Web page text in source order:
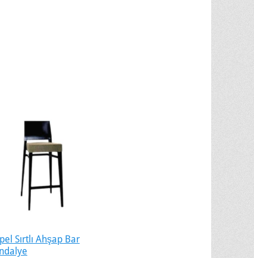
Sırtlı Ahşap Bar